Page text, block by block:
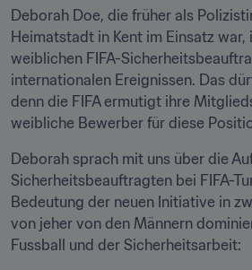
Deborah Doe, die früher als
Heimatstadt in Kent im Einsatz
weiblichen FIFA-
internationalen Ereignissen. Das
denn die FIFA ermutigt ihre
weibliche Bewerber für diese
Deborah sprach mit uns über die
Sicherheitsbeauftragten bei FIFA-
Bedeutung der neuen Initiative in
von jeher von den Männern
Fussball und der Sicherheitsarbeit: